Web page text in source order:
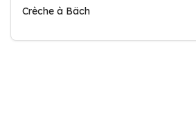
Crèche à Bäch